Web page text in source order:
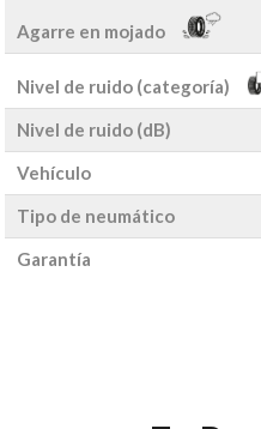
Agarre en mojado
Nivel de ruido (categoría)
Nivel de ruido (dB)
Vehículo
Tipo de neumático
Garantía